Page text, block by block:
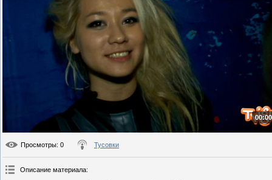
Просмотры: 0 Тусовки
Описание материала: